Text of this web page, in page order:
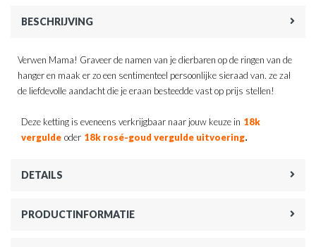
BESCHRIJVING
Verwen Mama! Graveer de namen van je dierbaren op de ringen van de
hanger en maak er zo een sentimenteel persoonlijke sieraad van. ze zal
de liefdevolle aandacht die je eraan besteedde vast op prijs stellen!
Deze ketting is eveneens verkrijgbaar naar jouw keuze in 18k
vergulde oder 18k rosé-goud vergulde uitvoering.
DETAILS
PRODUCTINFORMATIE